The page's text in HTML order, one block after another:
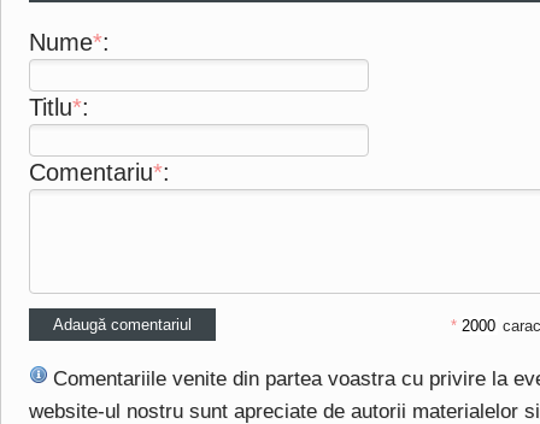
Nume*:
Titlu*:
Comentariu*:
*
Comentariile venite din partea voastra cu privire la
website-ul nostru sunt apreciate de autorii materialelor